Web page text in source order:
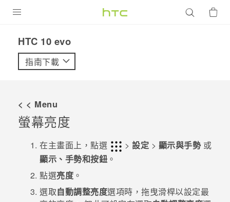
VIVE
配件
優惠專區
焦點訊息
銷售門市
HTC 10 evo‎
指南下載
< < Menu
螢幕亮度
在主畫面上，點選 > 設定 > 顯示與手勢或
顯示、手勢和按鈕 。
點選亮度 。
選取自動調整亮度選項時，拖曳滑桿以設定最